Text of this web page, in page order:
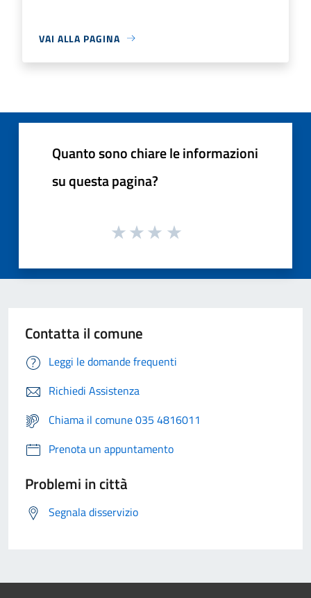
VAI ALLA PAGINA
Quanto sono chiare le informazioni
su questa pagina?
Contatta il comune
Leggi le domande frequenti
Richiedi Assistenza
Chiama il comune 035 4816011
Prenota un appuntamento
Problemi in città
Segnala disservizio